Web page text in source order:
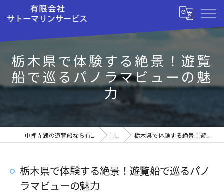
栃木県で体験する絶景！遊覧
船で巡るパノラマビューの魅
力
コラム 栃木県で体験する絶景！遊覧船で巡るパノラマビューの魅力
栃木県で体験する絶景！遊覧船で巡るパノ
ラマビューの魅力